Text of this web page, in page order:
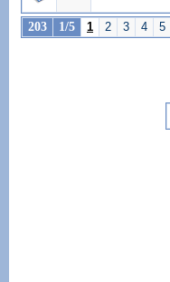
203 1/5 1 2 3 4 5